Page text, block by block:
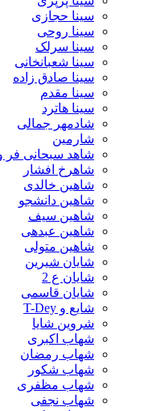
سینا حجازی
سینا روحی
سینا سرلک
سینا شعبانخانی
سینا صادق زاده
سینا مقدم
سینا هاترد
شادمهر جمالی
شارمین
شاهد سبحانی فر و
شاهرخ افشار
شاهین خالدی
شاهین دانشجو
شاهین سیف
شاهین عبدهی
شاهین متولی
شایان شیرین
شایان ع 2
شایان قاسمی
شایع و T-Dey
شروین شایا
شهاب اکبری
شهاب رمضان
شهاب شکور
شهاب مظفری
شهاب نجفی